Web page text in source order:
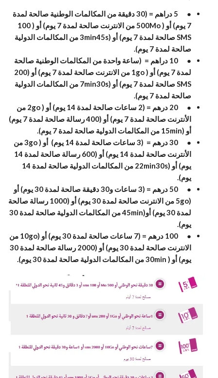
● 5 دراهم = (30 دقيقة من المكالمات الوطنية صالحة لمدة
7 يوم) أو ( 500Mo من الانترنت صالحة لمدة 7 يوم) أو ( 100
SMS صالحة لمدة 7 يوم) أو (3min45s من المكالمات الدولية
صالحة لمدة 7 يوم).
● 10 دراهم = (ساعة واحدة من المكالمات الوطنية صالحة
لمدة 7 يوم) أو ( 1go من الانترنت صالحة لمدة 7 يوم) أو (200
SMS صالحة لمدة 7 يوم) أو (7min30s من المكالمات الدولية
صالحة لمدة 7 يوم).
● 20 درهم = (2 ساعات صالحة لمدة 14 يوم) أو ( 2go من
الأنترنت صالحة لمدة 7 يوم) أو (400 رسالة صالحة لمدة 7 يوم)
أو (15min من المكالمات الدولية صالحة لمدة 7 يوم).
● 30 درهم = (3 ساعات صالحة لمدة 14 يوم) أو ( 3go من
الأنترنت صالحة لمدة 14 يوم) أو (600 رسالة صالحة لمدة 14
يوم) أو (22min30s من المكالمات الدولية صالحة لمدة 14
يوم).
● 50 درهم = (3 ساعات و30 دقيقة صالحة لمدة 30 يوم) أو
(5go من الانترنت صالحة لمدة 30 يوم) أو (1000 رسالة صالحة
لمدة 30 يوم) أو(45min من المكالمات الدولية صالحة لمدة 30
يوم).
● 100 درهم = (7 ساعات صالحة لمدة 30 يوم) أو (10go من
الانترنت صالحة لمدة 30 يوم) أو (2000 رسالة صالحة لمدة 30
يوم) أو ( 30min من المكالمات الدولية صالحة لمدة 30 يوم).